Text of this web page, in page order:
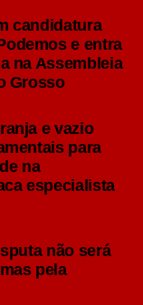
fortalecerem suas
a dependência
estratégias
marketing e
do
ao
Revise seu
de clientes,
investimentos
quando a
pagará mais caro
chegará ao
candidatura
e entra
na Assembleia
Grosso
e vazio
para
na
especialista
não será
pela